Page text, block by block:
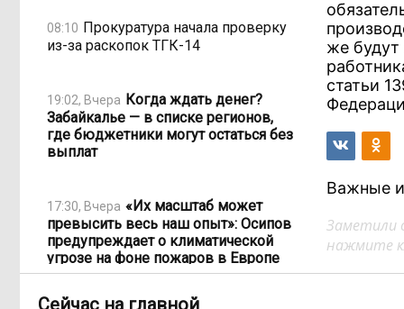
08:10 Прокуратура начала проверку
из-за раскопок ТГК-14
19:02, Вчера Когда ждать денег?
Забайкалье — в списке регионов,
где бюджетники могут остаться без
выплат
17:30, Вчера «Их масштаб может
превысить весь наш опыт»: Осипов
предупреждает о климатической
угрозе на фоне пожаров в Европе
же будут
статьи
Важные
Заметили
нажмите
Сейчас на главной